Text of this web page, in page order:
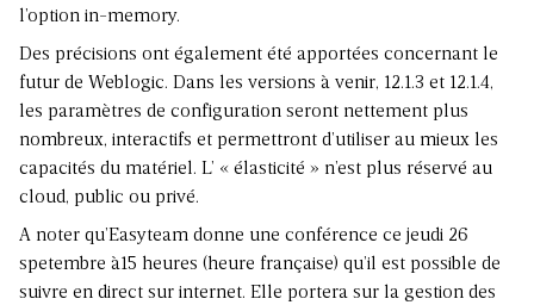
l’option in-memory.
Des précisions ont également été apportées concernant le
futur de Weblogic. Dans les versions à venir, 12.1.3 et 12.1.4,
les paramètres de configuration seront nettement plus
nombreux, interactifs et permettront d’utiliser au mieux les
capacités du matériel. L’ « élasticité » n’est plus réservé au
cloud, public ou privé.
A noter qu’Easyteam donne une conférence ce jeudi 26
spetembre à15 heures (heure française) qu’il est possible de
suivre en direct sur internet. Elle portera sur la gestion des